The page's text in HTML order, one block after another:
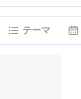
テーマ